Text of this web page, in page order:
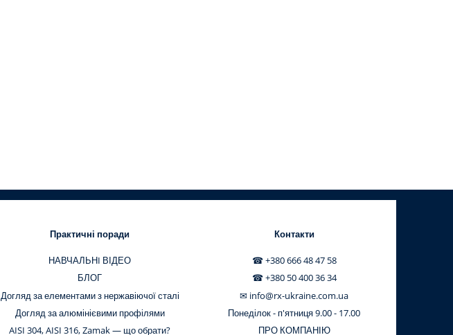
Практичні поради
НАВЧАЛЬНI ВІДЕО
БЛОГ
Догляд за елементами з нержавіючої сталі
Догляд за алюмінієвими профілями
AISI 304, AISI 316, Zamak — що обрати?
Контакти
☎ +380 666 48 47 58
☎ +380 50 400 36 34
✉ info@rx-ukraine.com.ua
Понеділок - п'ятниця 9.00 - 17.00
ПРО КОМПАНІЮ